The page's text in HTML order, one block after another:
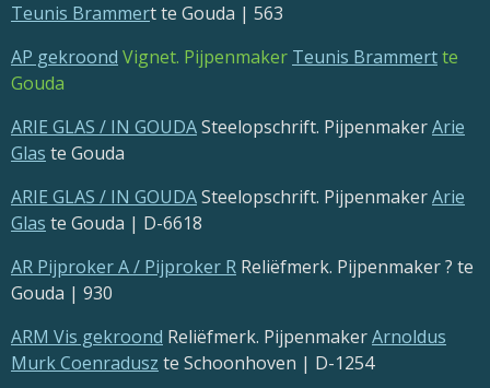
Teunis Brammert te Gouda | 563
AP gekroond Vignet. Pijpenmaker Teunis Brammertte
Gouda
ARIE GLAS / IN GOUDASteelopschrift. PijpenmakerArie
Glas te Gouda
ARIE GLAS / IN GOUDASteelopschrift. PijpenmakerArie
Glas te Gouda | D-6618
AR Pijproker A / Pijproker R Reliëfmerk. Pijpenmaker ? te
Gouda | 930
ARM Vis gekroond Reliëfmerk. PijpenmakerArnoldus
Murk Coenradusz te Schoonhoven | D-1254